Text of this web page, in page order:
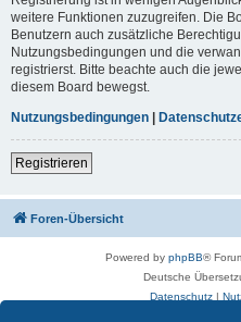
weitere Funktionen zuzugreifen. Die
Benutzern auch zusätzliche
Nutzungsbedingungen und die
registrierst. Bitte beachte auch die
diesem Board bewegst.
Nutzungsbedingungen |
Registrieren
Foren-Übersicht
Powered by phpBB®
Deutsche
Datenschutz|